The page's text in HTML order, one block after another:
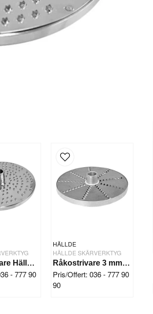
Hårdostrivare Hällde RG-200/250
- 777 90
HÄLLDE
HÄLLDE SKÄRVERKTYG
Råkostrivare 3 mm Hällde RG-7-200-250
Pris/Offert: 036 - 777 90
90